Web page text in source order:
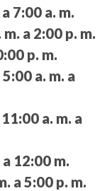
7:00 a. m.
m. a 2:00 p. m.
p. m.
5:00 a. m. a
11:00 a. m. a
12:00 m.
a 5:00 p. m.